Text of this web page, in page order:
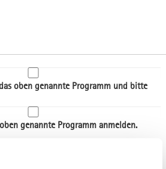
oben genannte Programm und bitte
genannte Programm anmelden.